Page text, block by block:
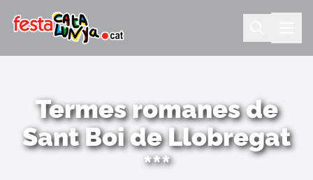
Termes romanes de
Sant Boi de Llobregat
***